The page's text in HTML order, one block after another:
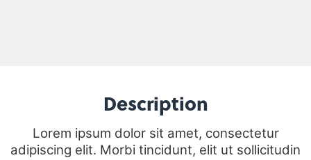
Description
Lorem ipsum dolor sit amet, consectetur
adipiscing elit. Morbi tincidunt, elit ut sollicitudin